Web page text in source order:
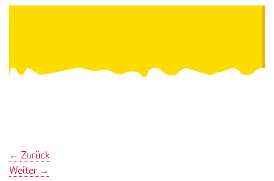
← Zurück
Weiter →